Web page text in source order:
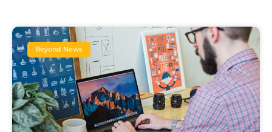
Beyond News